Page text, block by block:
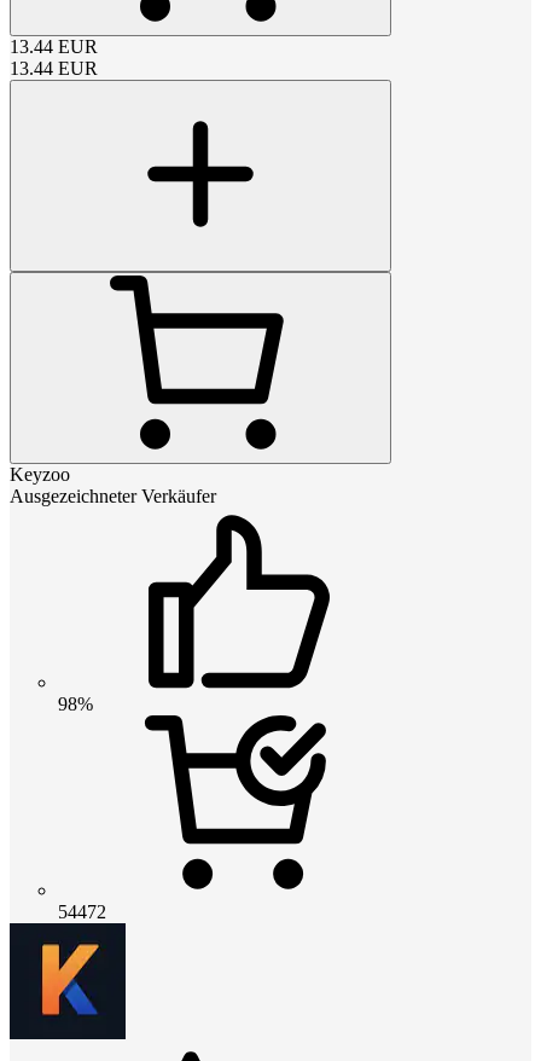
13.44 EUR
13.44 EUR
Keyzoo
Ausgezeichneter Verkäufer
98%
54472